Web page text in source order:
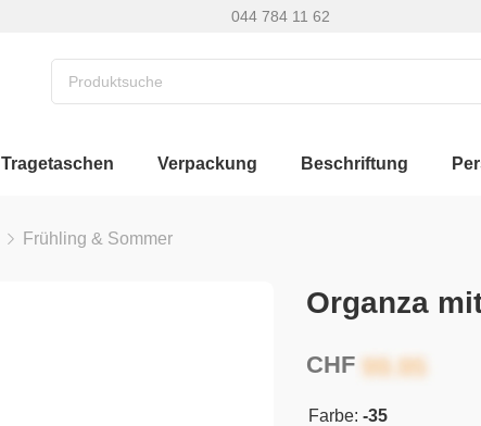
044 784 11 62
Tragetaschen Verpackung Beschriftung
Frühling & Sommer
Organza
CHF
Farbe: -35